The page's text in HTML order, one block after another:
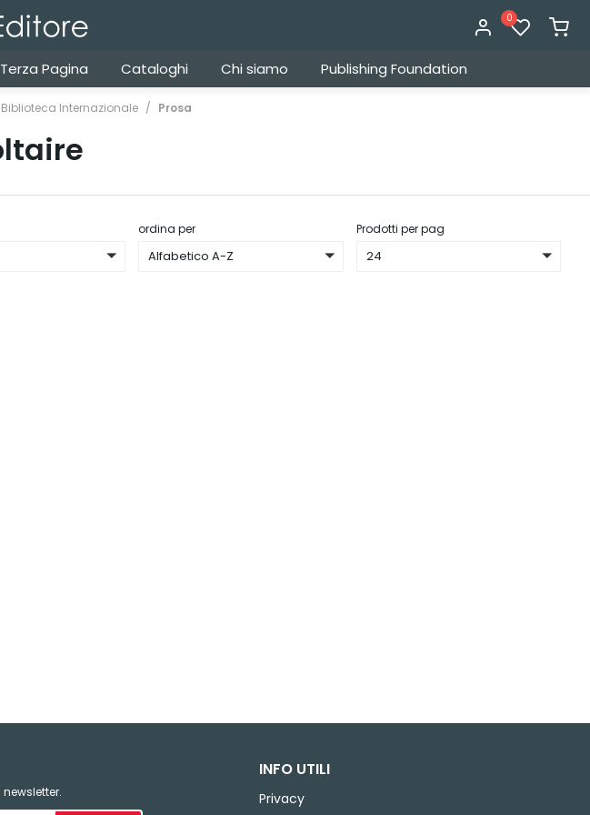
0
Terza Pagina Cataloghi Chi siamo Publishing Foundation
Biblioteca Internazionale Prosa
ordina per
Alfabetico A-Z
Prodotti per pag
24
INFO UTILI
Privacy